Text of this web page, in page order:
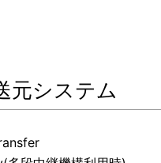
元システム